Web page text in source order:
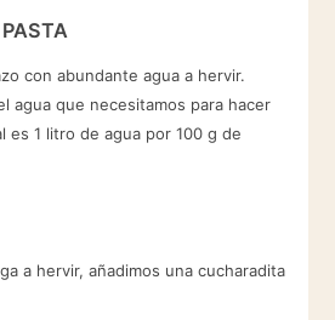
con abundante agua a hervir.
agua que necesitamos para hacer
es 1 litro de agua por 100 g de
a hervir, añadimos una cucharadita